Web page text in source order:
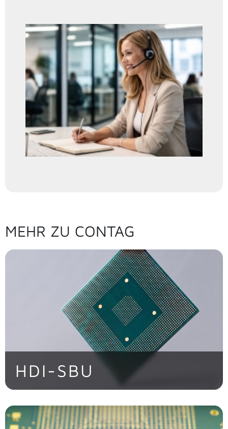
MEHR ZU CONTAG
HDI-SBU
Maximale Packungsdichte auf kleinstem
Raum durch präzise Microvia-Technologie